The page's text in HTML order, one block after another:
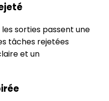
sorties passent une
tâches rejetées
et un